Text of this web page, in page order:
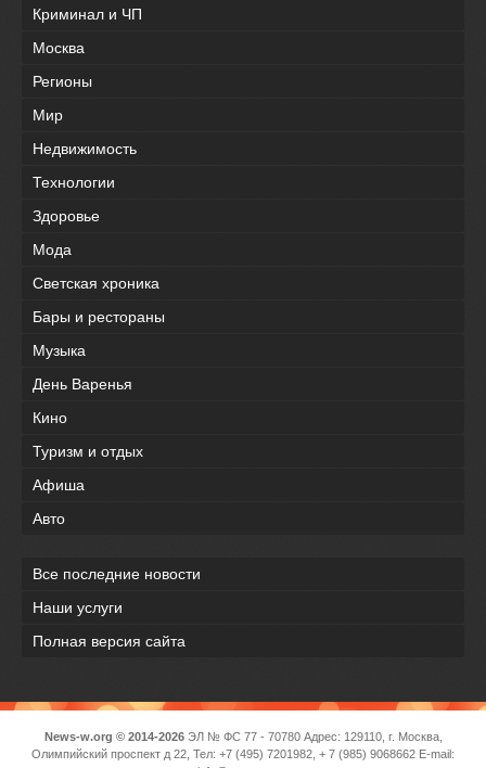
Криминал и ЧП
Москва
Регионы
Мир
Недвижимость
Технологии
Здоровье
Мода
Светская хроника
Бары и рестораны
Музыка
День Варенья
Кино
Туризм и отдых
Афиша
Авто
Все последние новости
Наши услуги
Полная версия сайта
News-w.org © 2014-2026ЭЛ № ФС 77 - 70780 Адрес: 129110, г. Москва,
Олимпийский проспект д 22, Тел: +7 (495) 7201982, + 7 (985) 9068662 E-mail: